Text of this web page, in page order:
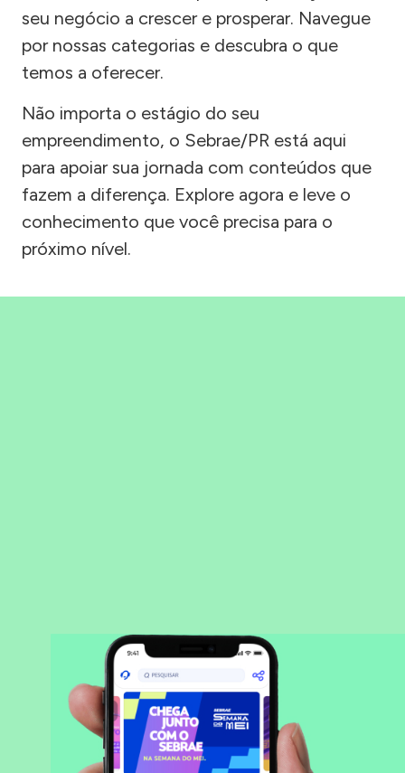
seu negócio a crescer e prosperar. Navegue
por nossas categorias e descubra o que
temos a oferecer.
Não importa o estágio do seu
empreendimento, o Sebrae/PR está aqui
para apoiar sua jornada com conteúdos que
fazem a diferença. Explore agora e leve o
conhecimento que você precisa para o
próximo nível.